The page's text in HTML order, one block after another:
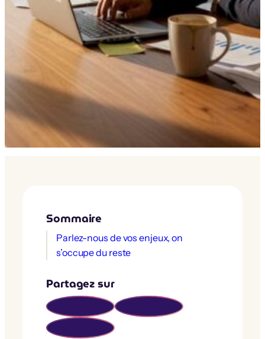
Sommaire
Parlez-nous de vos enjeux, on
s’occupe du reste
Partagez sur